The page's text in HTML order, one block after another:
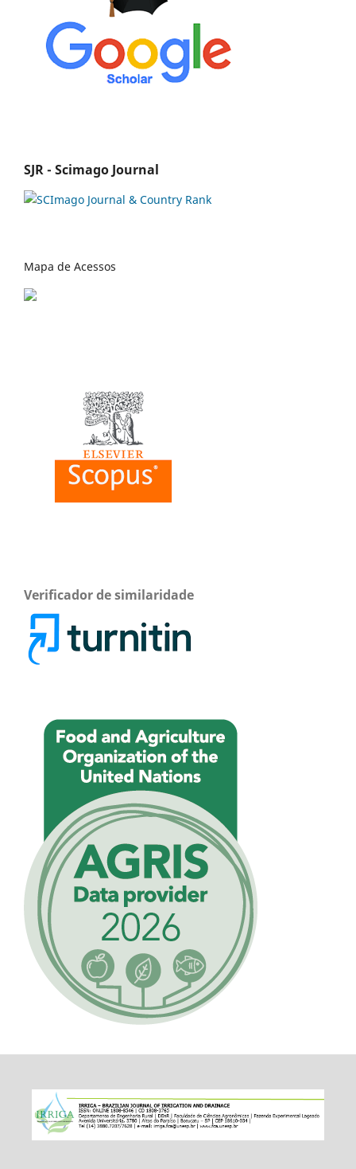
SJR - Scimago Journal
Mapa de Acessos
Verificador de similaridade